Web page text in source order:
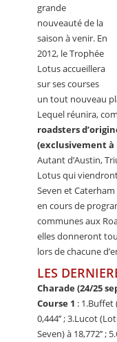
grande
nouveauté de la
saison à venir. En
2012, le Trophée
Lotus accueillera
sur ses courses
un tout nouveau
Lequel réunira,
roadsters
(exclusivement
Autant d’Austin,
Lotus qui
Seven et
en cours de
communes aux
elles donneront
lors de chacune
LES
Charade (24/25
Course 1 : 1.Buffet
0,444’’ ; 3.Lucot
Seven) à 18,772’’ ;